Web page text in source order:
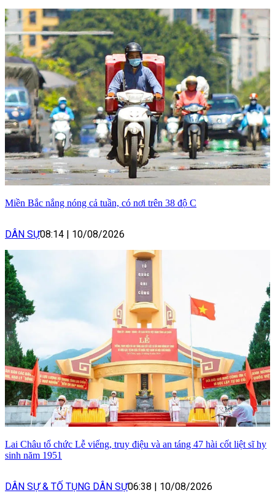
Miền Bắc nắng nóng cả tuần, có nơi trên 38 độ C
DÂN SỰ08:14 10/08/2026
Lai Châu tổ chức Lễ viếng, truy điệu và an táng 47 hài cốt liệt sĩ hy
sinh năm 1951
DÂN SỰ & TỐ TỤNG DÂN SỰ06:38 10/08/2026